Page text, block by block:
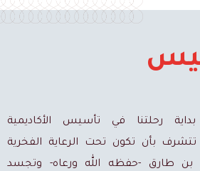
رحلتنا في تأسيس الأكاديمية
تتشرف بأن تكون تحت الرعاية الفخرية
بن طارق -حفظه الله ورعاه- وتجسد